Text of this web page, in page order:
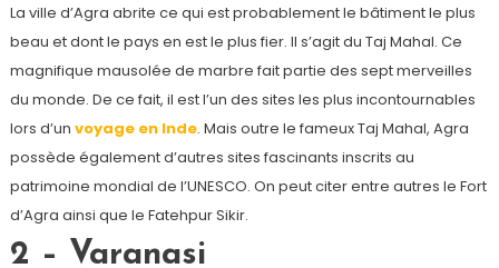
La ville d’Agra abrite ce qui est probablement le bâtiment le plus
beau et dont le pays en est le plus fier. Il s’agit du Taj Mahal. Ce
magnifique mausolée de marbre fait partie des sept merveilles
du monde. De ce fait, il est l’un des sites les plus incontournables
lors d’un voyage en Inde. Mais outre le fameux Taj Mahal, Agra
possède également d’autres sites fascinants inscrits au
patrimoine mondial de l’UNESCO. On peut citer entre autres le Fort
d’Agra ainsi que le Fatehpur Sikir.
2 – Varanasi